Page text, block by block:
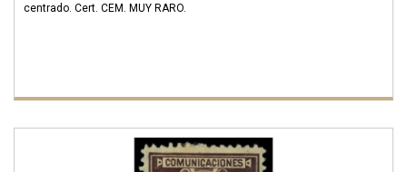
centrado. Cert. CEM. MUY RARO.